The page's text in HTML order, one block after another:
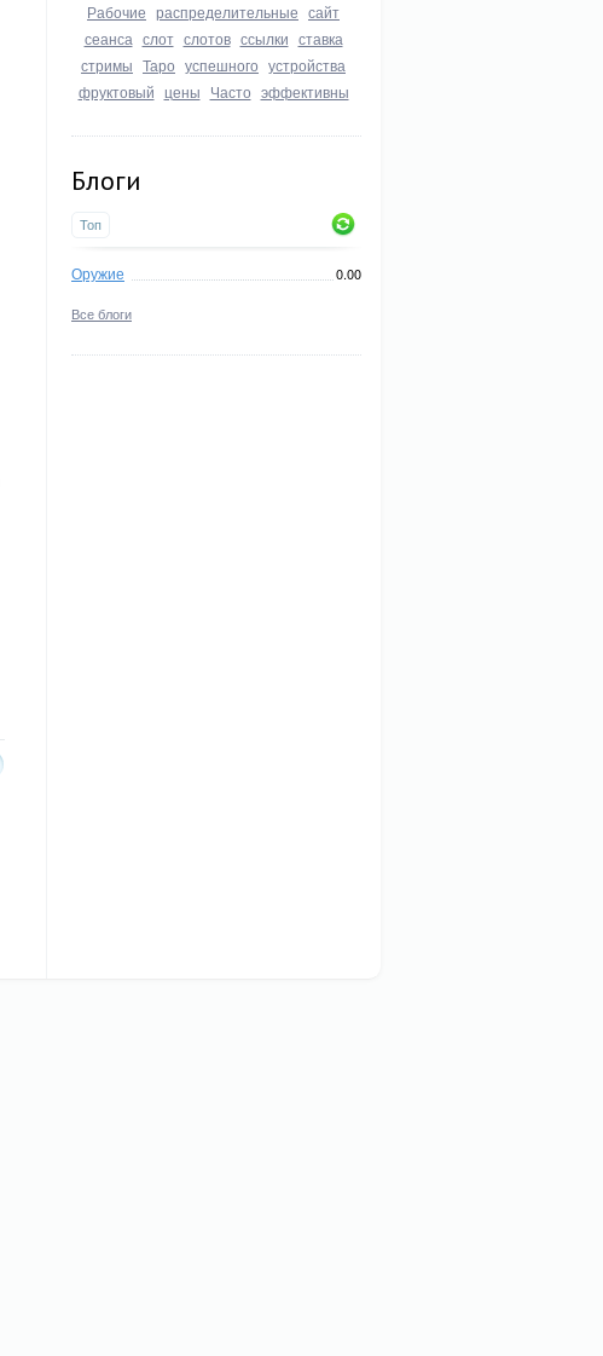
Рабочие распределительные сайт
сеанса слот слотов ссылки ставка
стримы Таро успешного устройства
фруктовый цены Часто эффективны
Блоги
Топ
Оружие 0.00
Все блоги